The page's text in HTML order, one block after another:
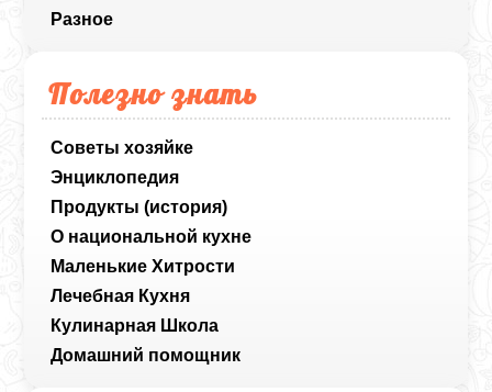
Разное
Полезно знать
Советы хозяйке
Энциклопедия
Продукты (история)
О национальной кухне
Маленькие Хитрости
Лечебная Кухня
Кулинарная Школа
Домашний помощник